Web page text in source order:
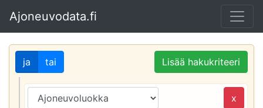
Ajoneuvodata.fi
Lisää hakukriteeri
ja tai
x